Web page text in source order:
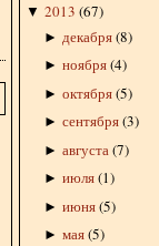
▼ 2013 (67)
► декабря(8)
► ноября(4)
► октября(5)
► сентября(3)
► августа (7)
► июля(1)
► июня(5)
► мая(5)